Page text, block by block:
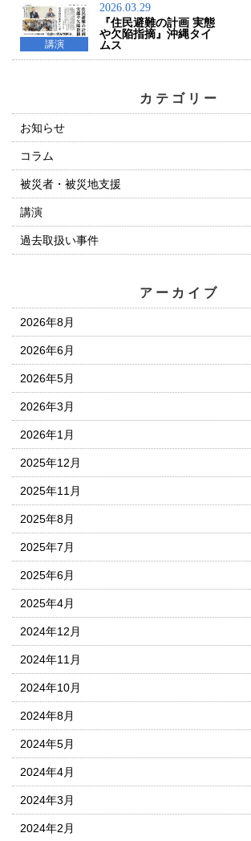
講演
2026.03.29
『住民避難の計画 実態
や欠陥指摘』沖縄タイ
ムス
カテゴリー
お知らせ
コラム
被災者・被災地支援
講演
過去取扱い事件
アーカイブ
2026年8月
2026年6月
2026年5月
2026年3月
2026年1月
2025年12月
2025年11月
2025年8月
2025年7月
2025年6月
2025年4月
2024年12月
2024年11月
2024年10月
2024年8月
2024年5月
2024年4月
2024年3月
2024年2月